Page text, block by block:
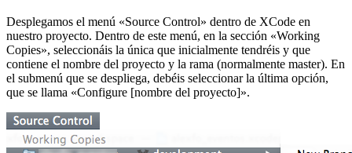
Desplegamos el menú «Source Control» dentro de XCode en
nuestro proyecto. Dentro de este menú, en la sección «Working
Copies», seleccionáis la única que inicialmente tendréis y que
contiene el nombre del proyecto y la rama (normalmente master). En
el submenú que se despliega, debéis seleccionar la última opción,
que se llama «Configure [nombre del proyecto]».